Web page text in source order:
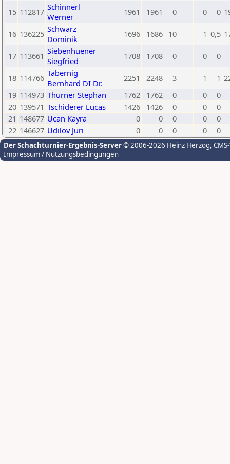
15 112817 Schinnerl
Werner
1961 1961 0 0 0
16 136225 Schwarz
Dominik
1696 1686 10 1 0,5
17 113661 Siebenhuener
Siegfried
1708 1708 0 0 0
18 114766 Tabernig
Bernhard DI Dr.
2251 2248 3 1 1
19 114973 Thurner Stephan 1762 1762 0 0
0
20 139571 Tschiderer Lucas 1426 1426 0 0
0
21 148677 Ucan Kayra 0 0 0 0
0
22 146627 Udilov Juri 0 0 0 0 0
Der Schachturnier-Ergebnis-Server© 2006-2026 Heinz Herzog,
Impressum / Nutzungsbedingungen